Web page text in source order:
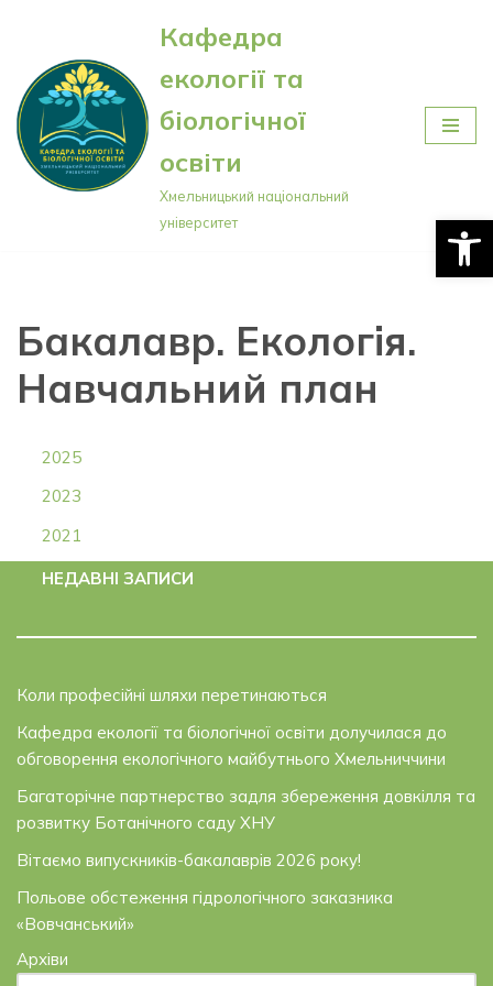
Перейти
до
вмісту
Кафедра
екології та
біологічної
освіти
Хмельницький національний
університет
Бакалавр. Екологія.
Навчальний план
2025
2023
2021
НЕДАВНІ ЗАПИСИ
Коли професійні шляхи перетинаються
Кафедра екології та біологічної освіти долучилася до
обговорення екологічного майбутнього Хмельниччини
Багаторічне партнерство задля збереження довкілля та
розвитку Ботанічного саду ХНУ
Вітаємо випускників-бакалаврів 2026 року!
Польове обстеження гідрологічного заказника
«Вовчанський»
Архіви